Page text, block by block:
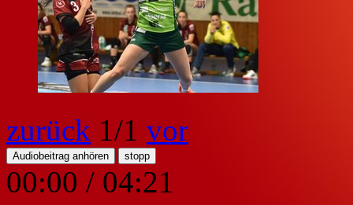
zurück 1/1 vor
Audiobeitrag anhören stopp
00:00 / 04:21